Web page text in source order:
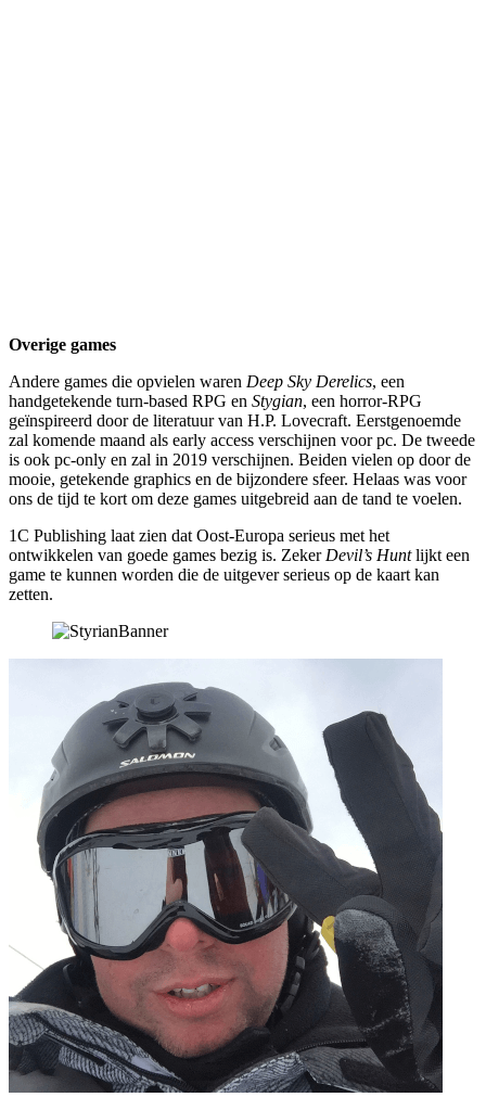
Overige games
Andere games die opvielen waren Deep Sky Derelics, een
handgetekende turn-based RPG en Stygian, een horror-RPG
geïnspireerd door de literatuur van H.P. Lovecraft. Eerstgenoemde
zal komende maand als early access verschijnen voor pc. De tweede
is ook pc-only en zal in 2019 verschijnen. Beiden vielen op door de
mooie, getekende graphics en de bijzondere sfeer. Helaas was voor
ons de tijd te kort om deze games uitgebreid aan de tand te voelen.
1C Publishing laat zien dat Oost-Europa serieus met het
ontwikkelen van goede games bezig is. Zeker Devil’s Huntlijkt een
game te kunnen worden die de uitgever serieus op de kaart kan
zetten.